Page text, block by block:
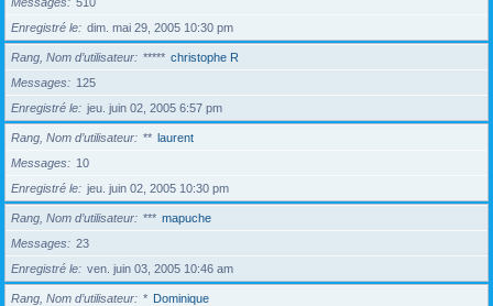
Enregistré le
dim. mai 29, 2005 10:30 pm
Rang, Nom d’utilisateur ***** christophe R
Messages
125
Enregistré le
jeu. juin 02, 2005 6:57 pm
Rang, Nom d’utilisateur ** laurent
Messages
10
Enregistré le
jeu. juin 02, 2005 10:30 pm
Rang, Nom d’utilisateur *** mapuche
Messages
23
Enregistré le
ven. juin 03, 2005 10:46 am
Rang, Nom d’utilisateur * Dominique